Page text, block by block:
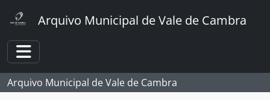
Arquivo Municipal de Vale de Cambra
Toggle navigation
Arquivo Municipal de Vale de Cambra